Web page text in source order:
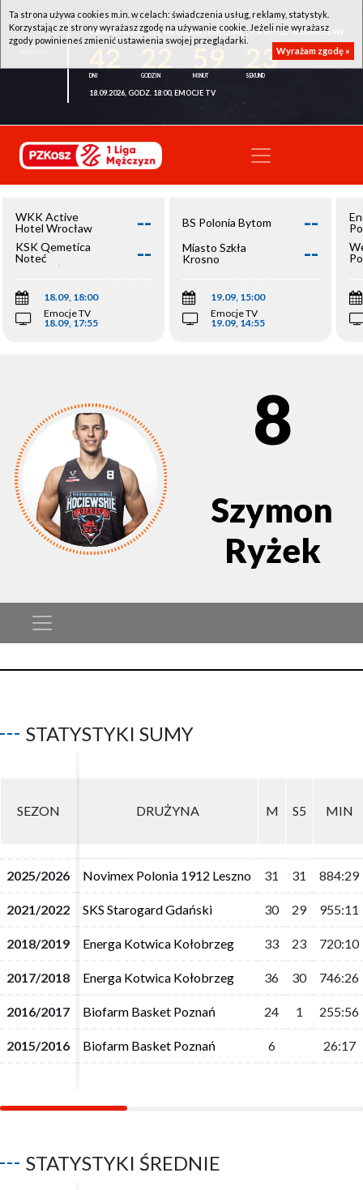
WKK ACTIVE HOTEL WROCŁAW - KSK QEMETICA NOTEĆ INOWROCŁAW
23
18.09.2026, GODZ. 18:00, EMOCJE TV
WKK Active
Hotel Wrocław
--
KSK Qemetica
Noteć
Inowrocław
--
18.09, 18:00
Emocje TV
18.09, 17:55
BS Polonia Bytom --
Miasto Szkła
Krosno
--
19.09, 15:00
Emocje TV
19.09, 14:55
8
Szymon
Ryżek
STATYSTYKI SUMY
SEZON DRUŻYNA M S5 MIN
2025/2026 Novimex Polonia 1912 Leszno 31 31 884:29
2021/2022 SKS Starogard Gdański 30 29 955:11
2018/2019 Energa Kotwica Kołobrzeg 33 23 720:10
2017/2018 Energa Kotwica Kołobrzeg 36 30 746:26
2016/2017 Biofarm Basket Poznań 24 1 255:56
2015/2016 Biofarm Basket Poznań 6 26:17
SEZON DRUŻYNA M S5 MIN
2025/2026 Novimex Polonia 1912 Leszno 31 31 884:29
2021/2022 SKS Starogard Gdański 30 29 955:11
2018/2019 Energa Kotwica Kołobrzeg 33 23 720:10
2017/2018 Energa Kotwica Kołobrzeg 36 30 746:26
2016/2017 Biofarm Basket Poznań 24 1 255:56
2015/2016 Biofarm Basket Poznań 6 26:17
STATYSTYKI ŚREDNIE
Ta strona używa cookies m.in. w celach: świadczenia usług, reklamy, statystyk.
Korzystając ze strony wyrażasz zgodę na używanie cookie. Jeżeli nie wyrażasz
zgody powinieneś zmienić ustawienia swojej przeglądarki.
Wyrażam zgodę »